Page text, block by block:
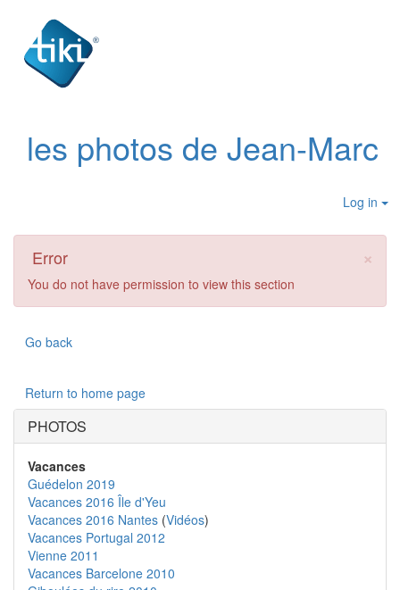
les photos de Jean-Marc
Log in
×
Error
You do not have permission to view this section
Go back
Return to home page
PHOTOS
Vacances
Guédelon 2019
Vacances 2016 Île d'Yeu
Vacances 2016 Nantes (Vidéos)
Vacances Portugal 2012
Vienne 2011
Vacances Barcelone 2010